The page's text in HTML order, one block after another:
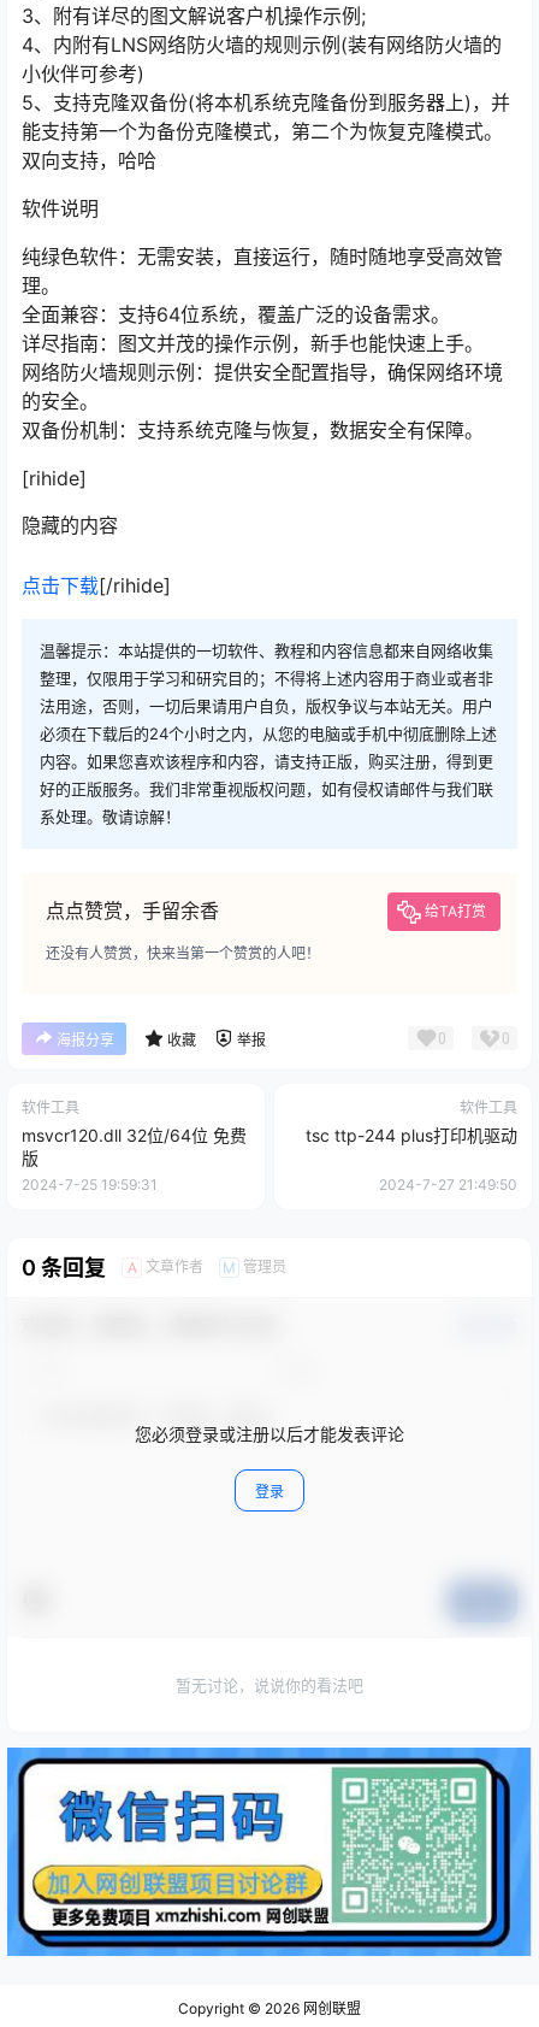
3、附有详尽的图文解说客户机操作示例;
4、内附有LNS网络防火墙的规则示例(装有网络防火墙的
小伙伴可参考)
5、支持克隆双备份(将本机系统克隆备份到服务器上)，并
能支持第一个为备份克隆模式，第二个为恢复克隆模式。
双向支持，哈哈
软件说明
纯绿色软件：无需安装，直接运行，随时随地享受高效管
理。
全面兼容：支持64位系统，覆盖广泛的设备需求。
详尽指南：图文并茂的操作示例，新手也能快速上手。
网络防火墙规则示例：提供安全配置指导，确保网络环境
的安全。
双备份机制：支持系统克隆与恢复，数据安全有保障。
[rihide]
隐藏的内容
点击下载[/rihide]
温馨提示：本站提供的一切软件、教程和内容信息都来自网络收集
整理，仅限用于学习和研究目的；不得将上述内容用于商业或者非
法用途，否则，一切后果请用户自负，版权争议与本站无关。用户
必须在下载后的24个小时之内，从您的电脑或手机中彻底删除上述
内容。如果您喜欢该程序和内容，请支持正版，购买注册，得到更
好的正版服务。我们非常重视版权问题，如有侵权请邮件与我们联
系处理。敬请谅解！
点点赞赏，手留余香 给TA打赏
还没有人赞赏，快来当第一个赞赏的人吧！
海报分享 收藏 举报 0 0
软件工具
msvcr120.dll 32位/64位 免费
版
2024-7-25 19:59:31
软件工具
tsc ttp-244 plus打印机驱动
2024-7-27 21:49:50
0 条回复 A 文章作者 M 管理员
您必须登录或注册以后才能发表评论
登录
暂无讨论，说说你的看法吧
Copyright © 2026 网创联盟